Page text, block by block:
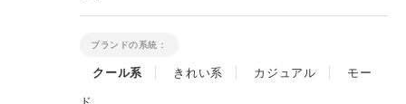
ブランドの系統：
クール系 きれい系 カジュアル モー